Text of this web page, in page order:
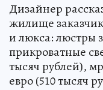
Дизайнер
жилище
и люкса: люстры
прикроватные
тысяч рублей),
евро (510 тысяч